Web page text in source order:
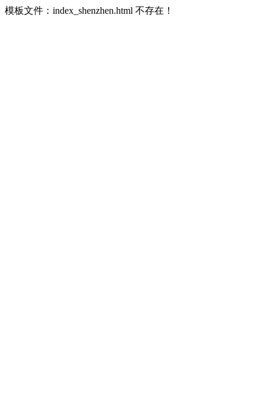
模板文件：index_shenzhen.html 不存在！